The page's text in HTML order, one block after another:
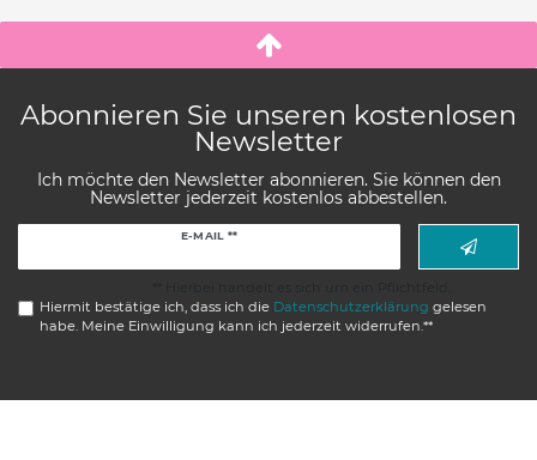
Abonnieren Sie unseren kostenlosen
Newsletter
Ich möchte den Newsletter abonnieren. Sie können den
Newsletter jederzeit kostenlos abbestellen.
E-MAIL **
Hiermit bestätige ich, dass ich die Daten­schutz­erklärung gelesen
habe. Meine Einwilligung kann ich jederzeit widerrufen.**